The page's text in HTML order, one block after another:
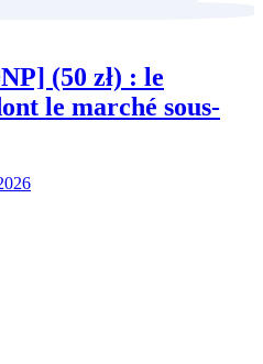
(50 zł) : le
le marché sous-